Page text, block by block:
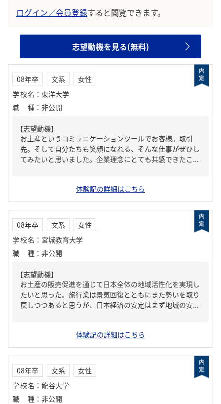
ログイン／会員登録すると閲覧できます。
志望動機を見る(無料)
08年卒 文系
女性
学校名 ： 東洋大学
職種 ： 非公開
【志望動機】
お土産というコミュニケーションツールでお客様。取引
先。そして自分たちも笑顔になれる、そんな仕事がぜひし
てみたいと思いました。企業理念にとても共感できたこ...
体験記の詳細はこちら
08年卒 文系
女性
学校名 ： 宮城教育大学
職種 ： 非公開
【志望動機】
お土産の販売促進を通じて日本全体の地域活性化を実現し
たいと思った。旅行業は景気回復とともにまた勢いを取り
戻しつつあると思うが、日本経済の安定はまず地域の安...
体験記の詳細はこちら
08年卒 文系
女性
学校名 ： 龍谷大学
職種 ： 非公開